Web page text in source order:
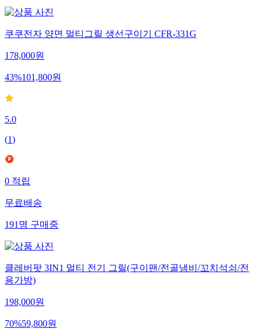
쿠쿠전자 양면 멀티그릴 생선구이기 CFR-331G
178,000원
43%101,800원
5.0
(1)
0적립
무료배송
191명구매중
클레버팟 3IN1 멀티 전기 그릴(구이팬/전골냄비/꼬치석쇠/전
용가방)
198,000원
70%59,800원